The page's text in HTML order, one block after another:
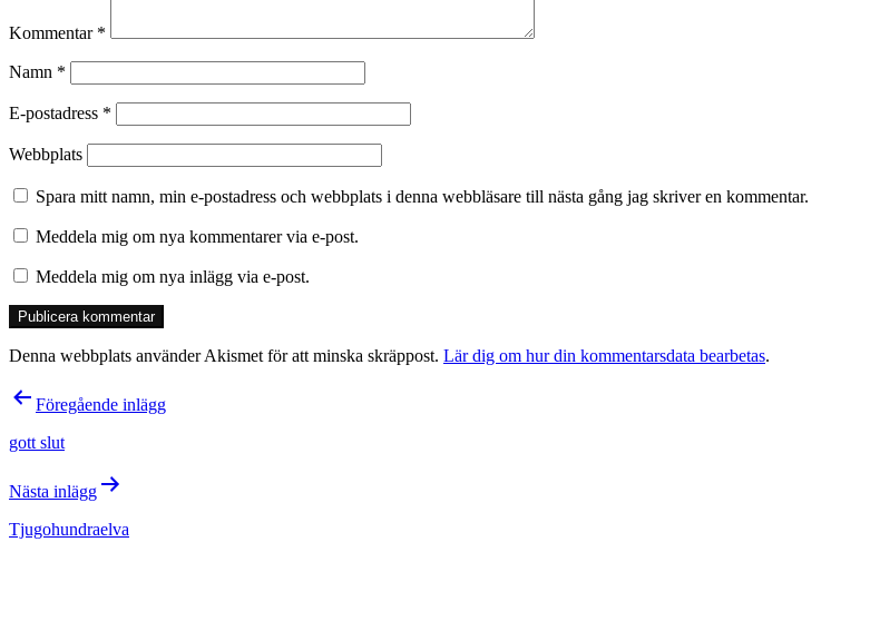
Kommentar *
Namn *
E-postadress *
Webbplats
Spara mitt namn, min e-postadress och webbplats i denna webbläsare till nästa gång jag skriver en kommentar.
Meddela mig om nya kommentarer via e-post.
Meddela mig om nya inlägg via e-post.
Denna webbplats använder Akismet för att minska skräppost. Lär dig om hur din kommentarsdata bearbetas.
Inläggsnavigering
Föregående inlägg
gott slut
Nästa inlägg
Tjugohundraelva